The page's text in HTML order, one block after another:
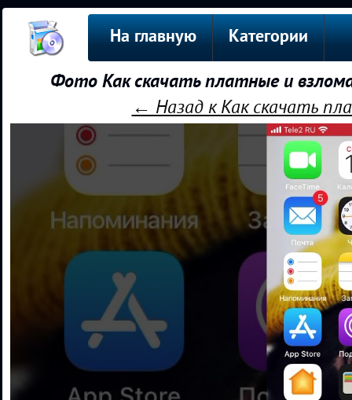
На главную Категории
Фото Как скачать платные и
← Назад к Как скачать